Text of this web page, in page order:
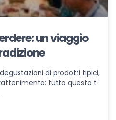
un viaggio
di prodotti tipici,
tutto questo ti